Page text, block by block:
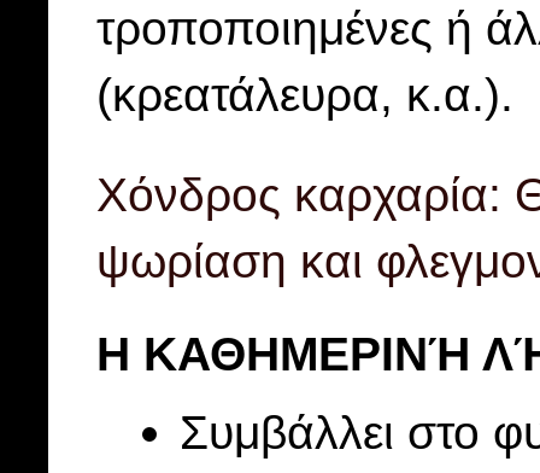
τροποποιημένες ή
(κρεατάλευρα, κ.α.).
Χόνδρος καρχαρία:
ψωρίαση και
Η ΚΑΘΗΜΕΡΙΝΉ
Συμβάλλει στο